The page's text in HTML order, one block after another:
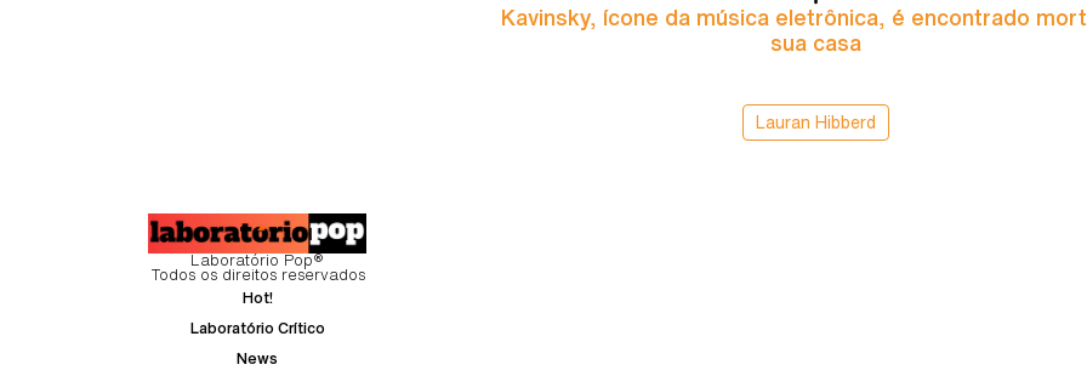
Kavinsky, ícone da música eletrônica, é encontrado
sua casa
Lauran Hibberd
Laboratório Pop®
Todos os direitos reservados
Hot!
Laboratório Crítico
News